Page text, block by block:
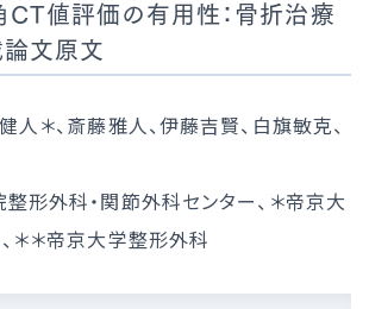
CT値評価の有用性：骨折治療
文原文
人＊、斎藤雅人、伊藤吉賢、白旗敏克、
形外科・関節外科センター、＊帝京大
＊＊帝京大学整形外科